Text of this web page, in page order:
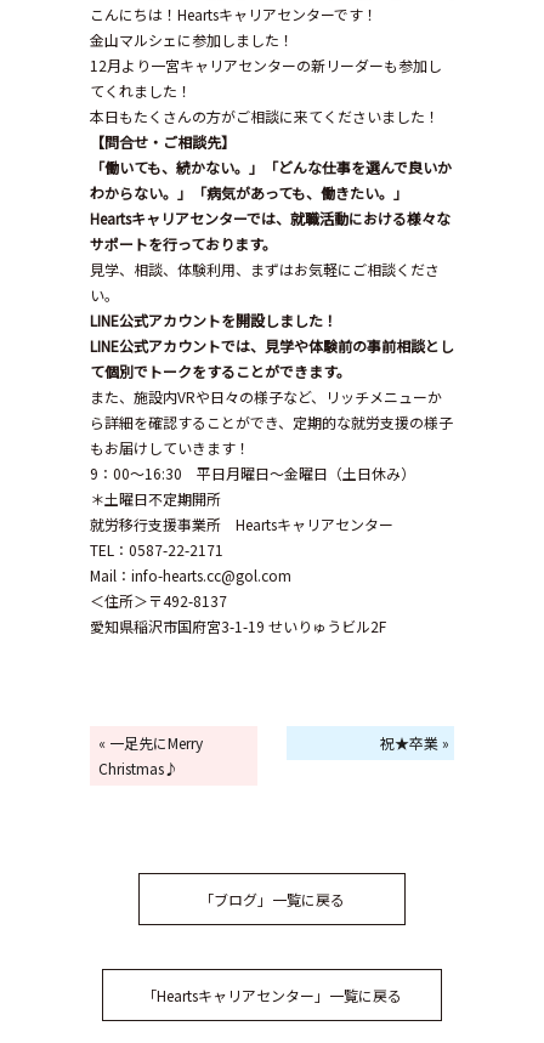
こんにちは！Heartsキャリアセンターです！
金山マルシェに参加しました！
12月より一宮キャリアセンターの新リーダーも参加し
てくれました！
本日もたくさんの方がご相談に来てくださいました！
【問合せ・ご相談先】
「働いても、続かない。」「どんな仕事を選んで良いか
わからない。」「病気があっても、働きたい。」
Heartsキャリアセンターでは、就職活動における様々な
サポートを行っております。
見学、相談、体験利用、まずはお気軽にご相談くださ
い。
LINE公式アカウントを開設しました！
LINE公式アカウントでは、見学や体験前の事前相談とし
て個別でトークをすることができます。
また、施設内VRや日々の様子など、リッチメニューか
ら詳細を確認することができ、定期的な就労支援の様子
もお届けしていきます！
9：00～16:30 平日月曜日～金曜日（土日休み）
＊土曜日不定期開所
就労移行支援事業所 Heartsキャリアセンター
TEL：0587-22-2171
Mail：info-hearts.cc@gol.com
＜住所＞〒492-8137
愛知県稲沢市国府宮3-1-19 せいりゅうビル2F
« 一足先にMerry
Christmas♪
祝★卒業 »
「ブログ」一覧に戻る
「Heartsキャリアセンター」一覧に戻る